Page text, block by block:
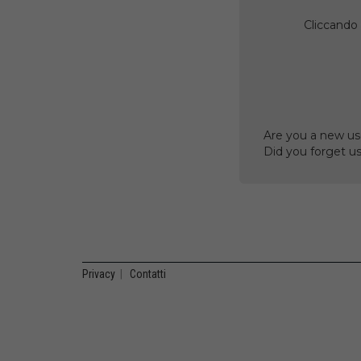
Are you a new
Did you forget
Privacy Contatti